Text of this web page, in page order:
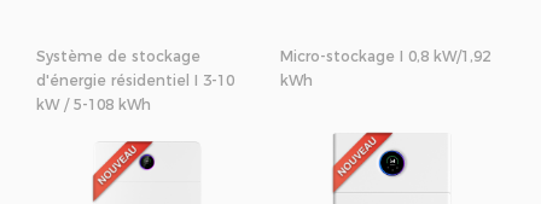
Système de stockage
d'énergie résidentiel I 3-10
kW / 5-108 kWh
Micro-stockage I 0,8 kW/1,92
kWh